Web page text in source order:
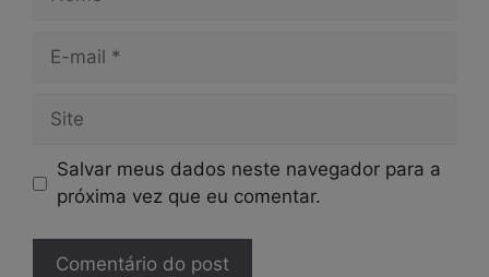
Site
Salvar meus dados neste navegador para a
próxima vez que eu comentar.